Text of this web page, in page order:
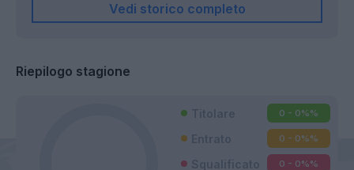
Vedi storico completo
Riepilogo stagione
0 - 0%%
0 - 0%%
0 - 0%%